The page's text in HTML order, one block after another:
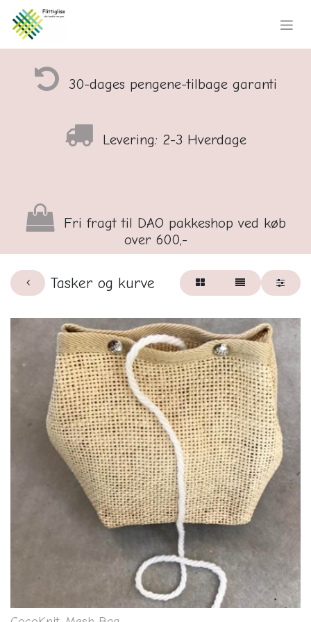
30-dages pengene-tilbage garanti
Levering: 2-3 Hverdage
Fri fragt til DAO pakkeshop ved køb
over 600,-
Tasker og kurve